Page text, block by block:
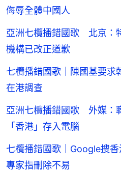
侮辱全體中國人
亞洲七欖播錯國歌 北京：
機構已改正道歉
七欖播錯國歌｜陳國基要
在港調查
亞洲七欖播錯國歌 外媒：
「香港」存入電腦
七欖播錯國歌｜Google搜
專家指刪除不易